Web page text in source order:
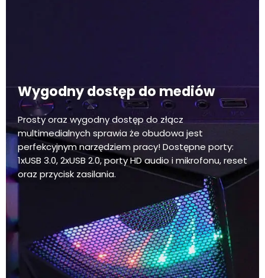
Wygodny dostęp do mediów
Prosty oraz wygodny dostęp do złącz
multimedialnych sprawia że obudowa jest
perfekcyjnym narzędziem pracy! Dostępne porty:
1xUSB 3.0, 2xUSB 2.0, porty HD audio i mikrofonu, reset
oraz przycisk zasilania.